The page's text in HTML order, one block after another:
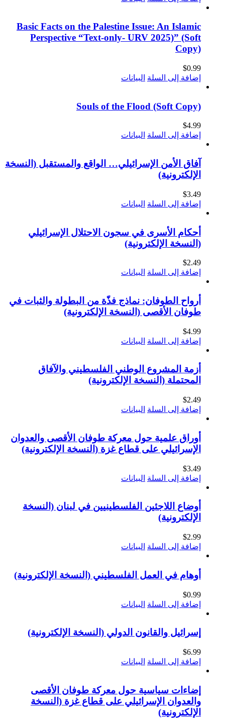
Basic Facts on the Palestine Issue: An Islamic
Perspective “Text-only- URV 2025)” (Soft
Copy)
$0.99
إضافة إلى السلة البيانات
Souls of the Flood (Soft Copy)
$4.99
إضافة إلى السلة البيانات
آفاق الأمن الإسرائيلي… الواقع والمستقبل (النسخة
الإلكترونية)
$3.49
إضافة إلى السلة البيانات
أحكام الأسرى في سجون الاحتلال الإسرائيلي
(النسخة الإلكترونية)
$2.49
إضافة إلى السلة البيانات
أرواح الطوفان: نماذج فذّة من البطولة والثبات في
طوفان الأقصى (النسخة الإلكترونية)
$4.99
إضافة إلى السلة البيانات
أزمة المشروع الوطني الفلسطيني والآفاق
المحتملة (النسخة الإلكترونية)
$2.49
إضافة إلى السلة البيانات
أوراق علمية حول معركة طوفان الأقصى والعدوان
الإسرائيلي على قطاع غزة (النسخة الإلكترونية)
$3.49
إضافة إلى السلة البيانات
أوضاع اللاجئين الفلسطينيين في لبنان (النسخة
الإلكترونية)
$2.99
إضافة إلى السلة البيانات
أوهام في العمل الفلسطيني (النسخة الإلكترونية)
$0.99
إضافة إلى السلة البيانات
إسرائيل والقانون الدولي (النسخة الإلكترونية)
$6.99
إضافة إلى السلة البيانات
إضاءات سياسية حول معركة طوفان الأقصى
والعدوان الإسرائيلي على قطاع غزة (النسخة
الإلكترونية)